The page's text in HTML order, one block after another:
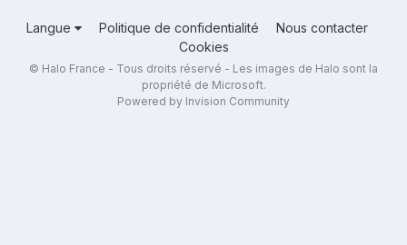
Langue Politique de confidentialité
Nous contacter
Cookies
© Halo France - Tous droits réservé - Les images de Halo sont la
propriété de Microsoft.
Powered by Invision Community